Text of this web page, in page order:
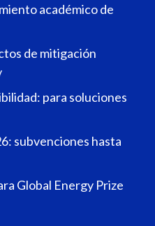
académico de
de mitigación
para soluciones
subvenciones hasta
Global Energy Prize